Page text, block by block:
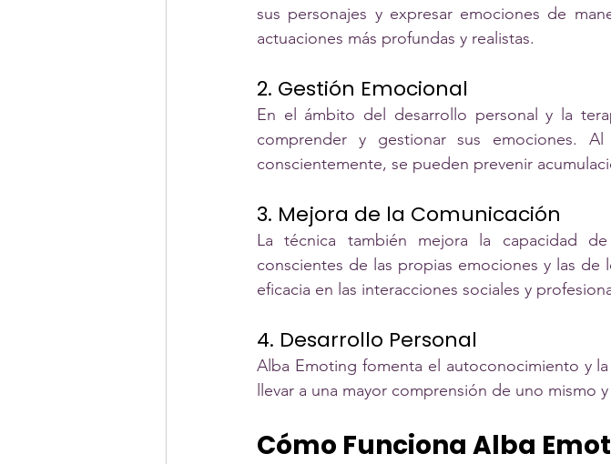
sus personajes y expresar emociones de
actuaciones más profundas y realistas.
2. Gestión Emocional
En el ámbito del desarrollo personal y la
comprender y gestionar sus emociones.
conscientemente, se pueden prevenir
3. Mejora de la Comunicación
La técnica también mejora la capacidad
conscientes de las propias emociones y las
eficacia en las interacciones sociales y
4. Desarrollo Personal
Alba Emoting fomenta el autoconocimiento y
llevar a una mayor comprensión de uno mismo
Cómo Funciona Alba